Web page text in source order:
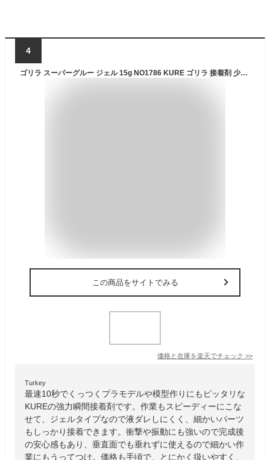
4
ゴリラ スーパーグルー ジェル 15g NO1786 KURE ゴリラ 接着剤 少量タイプ 小さい 少し お家 ちょっと 新商品
この商品をサイトでみる
価格と在庫を楽天でチェック >>
Turkey
最速10秒でくっつくプラモデルや模型作りにもピッタリな
KUREの強力瞬間接着剤です。作業もスピーディーにこな
せて、ジェルタイプなので液ダレしにくく、細かいパーツ
もしっかり接着できます。衝撃や振動にも強いので完成後
の安心感もあり、垂直面でも垂れずに使えるので細かい作
業にもうってつけ。価格も手頃で、とにかく扱いやすく、